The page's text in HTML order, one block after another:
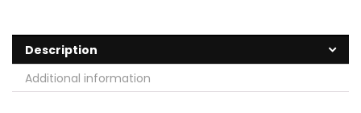
Description
Additional information